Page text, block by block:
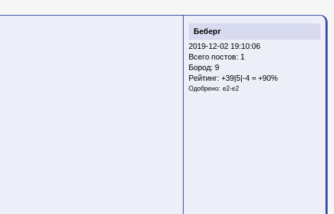
Беберг
2019-12-02 19:10:06
Всего постов: 1
Бород: 9
Рейтинг: +39|5|-4 = +90%
Одобрено: e2-e2